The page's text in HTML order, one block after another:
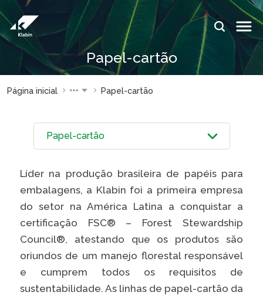
Pular para o Conteúdo principal
Papel-cartão
IDIOMAS:
ES
Investidores
Sustentabilidade
Plante com a
Klabin
Todas Florestas
Importam
Painel ASG
Blog
Klabin
Inova
Klabin
Caiubi
Parque
Página inicial Papel-cartão
Líder na produção brasileira de papéis para
embalagens, a Klabin foi a primeira empresa
do setor na América Latina a conquistar a
certificação FSC® – Forest Stewardship
Council®, atestando que os produtos são
oriundos de um manejo florestal responsável
e cumprem todos os requisitos de
sustentabilidade. As linhas de papel-cartão da